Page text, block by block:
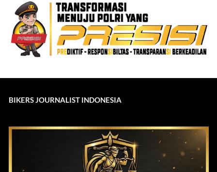
BIKERS JOURNALIST INDONESIA